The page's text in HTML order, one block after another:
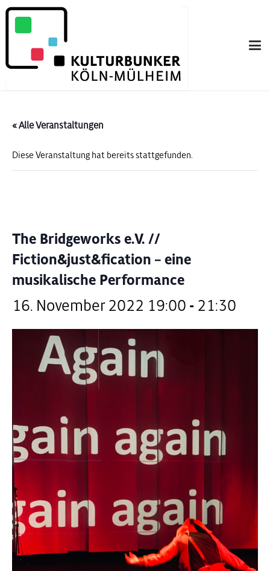
« Alle Veranstaltungen
Diese Veranstaltung hat bereits stattgefunden.
The Bridgeworks e.V. //
Fiction&just&fication – eine
musikalische Performance
16. November 2022 19:00 - 21:30